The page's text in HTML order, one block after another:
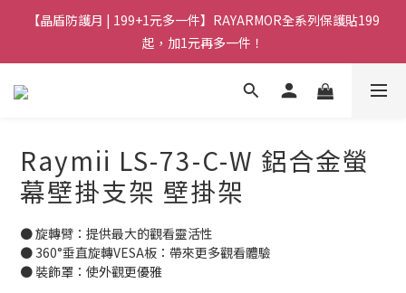
【晶盾防護月 | 199+1元多一件】RAYARMOR全系列保護貼199
起，加1元再多一件！
Raymii LS-73-C-W 鋁合金螢
幕壁掛支架 壁掛架
● 旋轉臂：提供最大的觀看靈活性
● 360°垂直旋轉VESA板：帶來更多觀看體驗
● 裝飾罩：使外觀更優雅